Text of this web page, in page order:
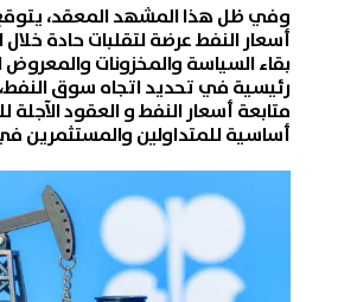
وفي ظل هذا المشهد المعقد،
أسعار النفطعرضة لتقلبات حادة خلال
بقاء السياسة والمخزونات
رئيسية في تحديد اتجاهسوق النفط
متابعةأسعار النفطوالعقود الآجلة
أساسية للمتداولين والمستثمرين